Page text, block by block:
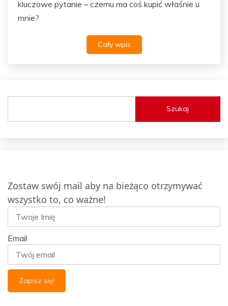
kluczowe pytanie – czemu ma coś kupić właśnie u
mnie?
Cały wpis
Szukaj
Zostaw swój mail aby na bieżąco otrzymywać
wszystko to, co ważne!
Email